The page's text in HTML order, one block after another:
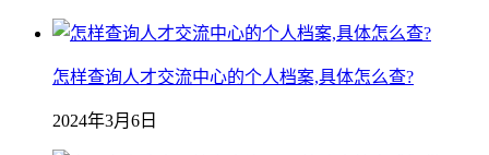
怎样查询人才交流中心的个人档案,具体怎么查?
2024年3月6日